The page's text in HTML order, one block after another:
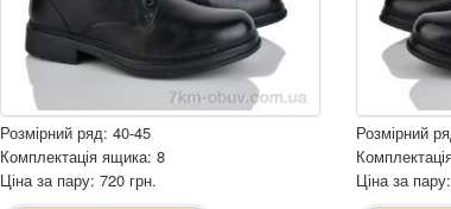
Розмірний ряд: 40-45
Комплектація ящика: 8
Ціна за пару: 720 грн.
Розмірний
Ціна за